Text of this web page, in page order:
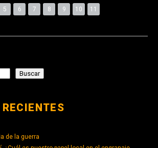
5 6 7 8 9 10 11
Buscar
de la guerra